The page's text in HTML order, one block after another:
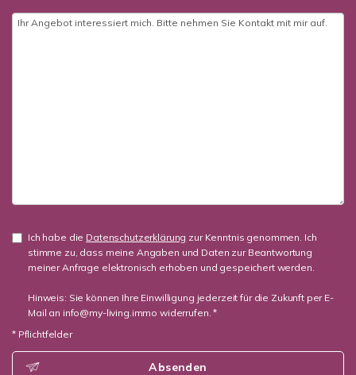
Ich habe die Datenschutzerklärung zur Kenntnis genommen. Ich
stimme zu, dass meine Angaben und Daten zur Beantwortung
meiner Anfrage elektronisch erhoben und gespeichert werden.
Hinweis: Sie können Ihre Einwilligung jederzeit für die Zukunft per E-
Mail an info@my-living.immo widerrufen. *
* Pflichtfelder
Absenden